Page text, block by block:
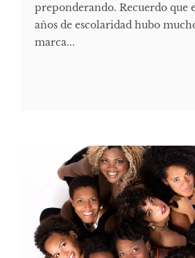
preponderando. Recuerdo que
años de escolaridad hubo
marca...